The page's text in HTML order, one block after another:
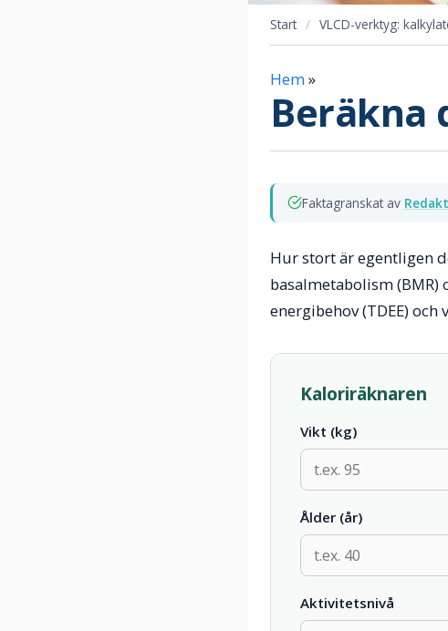
Start / VLCD-verktyg:
Hem»
Beräkna
Faktagranskat av
Hur stort är egentligen
basalmetabolism
energibehov (TDEE)
Kaloriräknaren
Vikt (kg)
Ålder (år)
Aktivitetsnivå